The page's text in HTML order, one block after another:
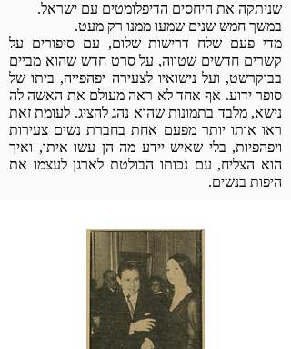
שניתקה את היחסים הדיפלומטים עם ישראל.
במשך חמש שנים שמעו ממנו רק מעט.
מדי פעם שלח דרישות שלום, עם סיפורים על
קשרים חדשים שטווה, על סרט חדש שהוא מביים
בבוקרשט, ועל נישואיו לצעירה יפהפייה, ביתו של
סופר ידוע. אף אחד לא ראה מעולם את האשה לה
נישא, מלבד בתמונות שהוא נהג להציג. לעומת זאת
ראו אותו יותר מפעם אחת בחברת נשים צעירות
ויפהפיות, בלי שאיש יידע מה הן עשו איתו, ואיך
הוא הצליח, עם נכותו הבולטת לארגן לעצמו את
היפות בנשים.